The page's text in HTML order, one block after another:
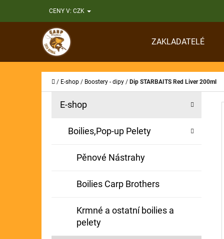
na
CENY V: CZK
ZAKLADATELÉ
Domů
/ E-shop / Boostery - dipy / Dip STARBAITS Red Liver 200ml
Přeskočit
E-shop
Boilies,Pop-up Pelety
Pěnové Nástrahy
Boilies Carp Brothers
Krmné a ostatní boilies a
pelety
O
Í
Zpět
do
obchodu
Zpět
do
obchodu